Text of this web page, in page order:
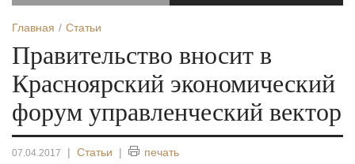
Главная Статьи
Правительство вносит в
Красноярский экономический
форум управленческий вектор
07.04.2017 | Статьи | печать